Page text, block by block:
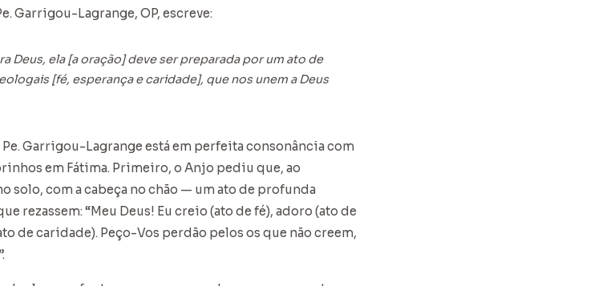
Garrigou-Lagrange, OP, escreve:
Deus, ela [a oração] deve ser preparada por um ato de
[fé, esperança e caridade], que nos unem a Deus
Garrigou-Lagrange está em perfeita consonância com
em Fátima. Primeiro, o Anjo pediu que, ao
solo, com a cabeça no chão — um ato de profunda
rezassem: “Meu Deus! Eu creio (ato de fé), adoro (ato de
de caridade). Peço-Vos perdão pelos os que não creem,